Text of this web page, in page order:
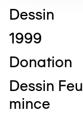
Dessin
1999
Donation
Dessin
mince